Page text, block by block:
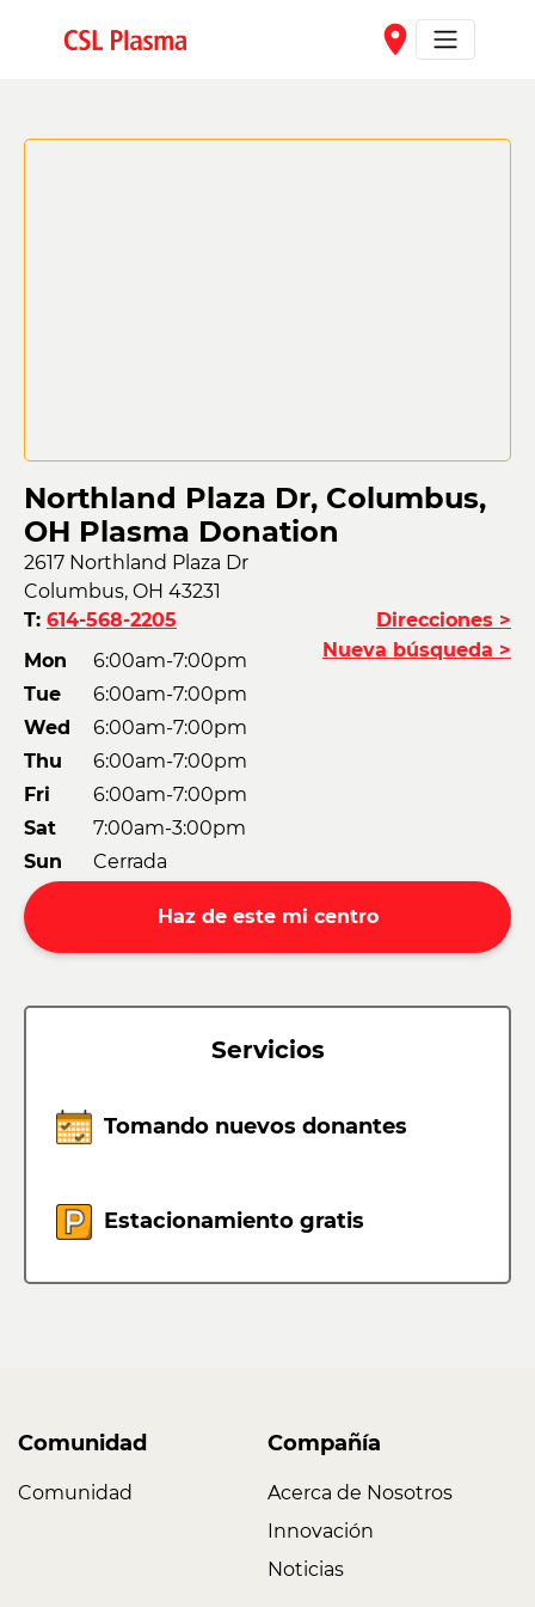
place
Northland Plaza Dr, Columbus,
OH Plasma Donation
2617 Northland Plaza Dr
Columbus, OH 43231
T: 614-568-2205
Mon
6:00am-7:00pm
Tue
6:00am-7:00pm
Wed
6:00am-7:00pm
Thu
6:00am-7:00pm
Fri
6:00am-7:00pm
Sat
7:00am-3:00pm
Sun
Cerrada
Direcciones >
Nueva búsqueda >
Haz de este mi centro
Servicios
Tomando nuevos donantes
Estacionamiento gratis
Comunidad
Comunidad
Compañía
Acerca de Nosotros
Innovación
Noticias